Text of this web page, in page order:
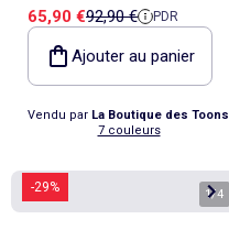
Kipling
Prix de vente
65,90 €Prix de référence
92,90 € PDR
Ajouter au panier
Vendu par La Boutique des Toons
7 couleurs
-29% 1/4